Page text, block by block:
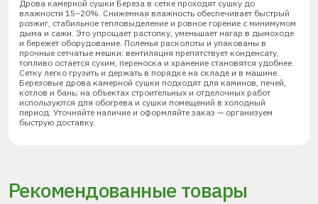
Дрова камерной сушки Береза в сетке проходят сушку до
влажности 15–20%. Сниженная влажность обеспечивает быстрый
розжиг, стабильное тепловыделение и ровное горение с минимумом
дыма и сажи. Это упрощает растопку, уменьшает нагар в дымоходе
и бережет оборудование. Поленья расколоты и упакованы в
прочные сетчатые мешки: вентиляция препятствует конденсату,
топливо остается сухим, переноска и хранение становятся удобнее.
Сетку легко грузить и держать в порядке на складе и в машине.
Березовые дрова камерной сушки подходят для каминов, печей,
котлов и бань; на объектах строительных и отделочных работ
используются для обогрева и сушки помещений в холодный
период. Уточняйте наличие и оформляйте заказ — организуем
быструю доставку.
Рекомендованные товары